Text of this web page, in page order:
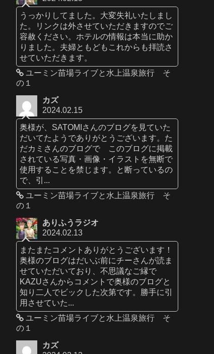
うっかりしてました。大変失礼いたしまし
た。リンクは外させていただきますのでご
容赦ください。ホテルの情報は本当に助か
りました。夫婦ともどもこれからも拝読さ
せていただきます。
ユーミン苗場ライブと水上温泉旅行 そ
の１
カズ
2024.02.15
奥様が、SATOMIさんのブログを見ていた
だいてたようでありがとうございます。た
だカミさんのブログで このブログに掲載
されている写真・画像・イラストを無断で
使用することを禁じます。と断っているの
で、引...
ユーミン苗場ライブと水上温泉旅行 そ
の１
ありふうラジオ
2024.02.13
またまたコメントありがとうございます！
奥様のブログはだいぶ前にチーさんが読ま
せていただいており、不思議なご縁で
KAZUさんからコメントで奥様のブログと
知り二人でビックした次第です。勝手に引
用させていた...
ユーミン苗場ライブと水上温泉旅行 そ
の１
カズ